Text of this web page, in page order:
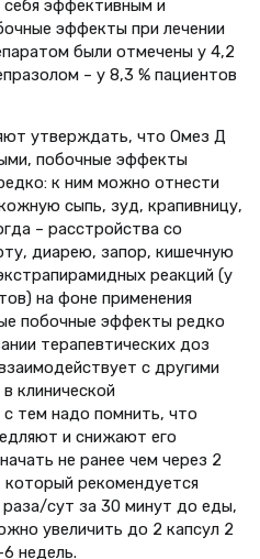
себя эффективным и
эффекты при лечении
были отмечены у 4,2
– у 8,3 % пациентов
утверждать, что Омез Д
побочные эффекты
к ним можно отнести
сыпь, зуд, крапивницу,
– расстройства со
диарею, запор, кишечную
реакций (у
на фоне применения
побочные эффекты редко
терапевтических доз
с другими
клинической
с тем надо помнить, что
и снижают его
не ранее чем через 2
рекомендуется
раза/сут за 30 минут до еды,
увеличить до 2 капсул 2
недель.